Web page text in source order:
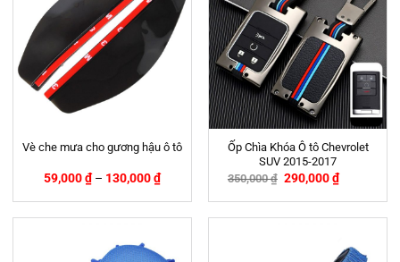
Vè che mưa cho gương hậu ô tô
59,000₫ – 130,000₫
Ốp Chìa Khóa Ô tô Chevrolet
SUV 2015-2017
350,000₫ 290,000₫